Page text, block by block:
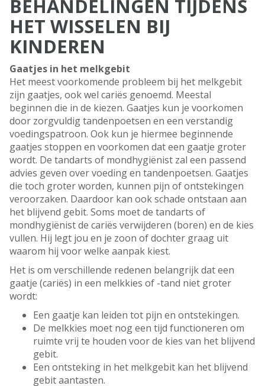
BEHANDELINGEN TIJDENS
HET WISSELEN BIJ
KINDEREN
Gaatjes in het melkgebit
Het meest voorkomende probleem bij het melkgebit
zijn gaatjes, ook wel cariës genoemd. Meestal
beginnen die in de kiezen. Gaatjes kun je voorkomen
door zorgvuldig tandenpoetsen en een verstandig
voedingspatroon. Ook kun je hiermee beginnende
gaatjes stoppen en voorkomen dat een gaatje groter
wordt. De tandarts of mondhygiënist zal een passend
advies geven over voeding en tandenpoetsen. Gaatjes
die toch groter worden, kunnen pijn of ontstekingen
veroorzaken. Daardoor kan ook schade ontstaan aan
het blijvend gebit. Soms moet de tandarts of
mondhygiënist de cariës verwijderen (boren) en de kies
vullen. Hij legt jou en je zoon of dochter graag uit
waarom hij voor welke aanpak kiest.
Het is om verschillende redenen belangrijk dat een
gaatje (cariës) in een melkkies of -tand niet groter
wordt:
Een gaatje kan leiden tot pijn en ontstekingen.
De melkkies moet nog een tijd functioneren om
ruimte vrij te houden voor de kies van het blijvend
gebit.
Een ontsteking in het melkgebit kan het blijvend
gebit aantasten.